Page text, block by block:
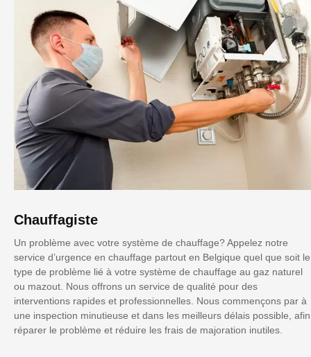
Chauffagiste
Un problème avec votre système de chauffage? Appelez notre
service d’urgence en chauffage partout en Belgique quel que soit le
type de problème lié à votre système de chauffage au gaz naturel
ou mazout. Nous offrons un service de qualité pour des
interventions rapides et professionnelles. Nous commençons par à
une inspection minutieuse et dans les meilleurs délais possible, afin
réparer le problème et réduire les frais de majoration inutiles.